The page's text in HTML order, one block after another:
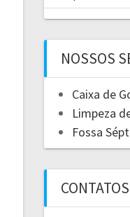
NOSSOS
Caixa de
Limpeza
Fossa
CONTATOS